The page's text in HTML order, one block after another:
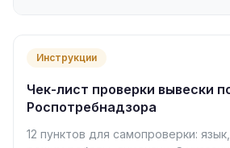
Инструкции
Чек-лист проверки вывески
Роспотребнадзора
12 пунктов для самопроверки: